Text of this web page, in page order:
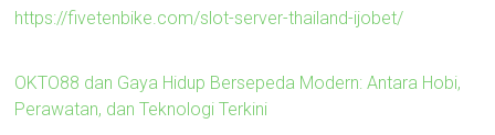
https://fivetenbike.com/slot-server-thailand-ijobet/
OKTO88 dan Gaya Hidup Bersepeda Modern: Antara Hobi,
Perawatan, dan Teknologi Terkini